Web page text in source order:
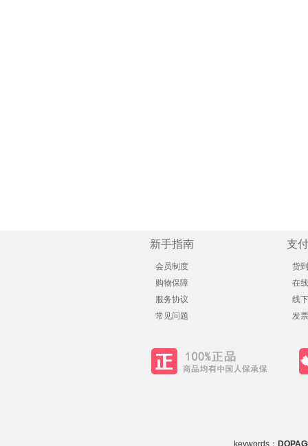
新手指南
会员制度
购物保障
服务协议
常见问题
支
货
在
线
发
keywords：